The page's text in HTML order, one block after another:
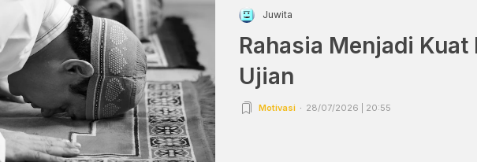
Juwita
Rahasia Menjadi Kuat
Ujian
Motivasi 28/07/2026 | 20:55